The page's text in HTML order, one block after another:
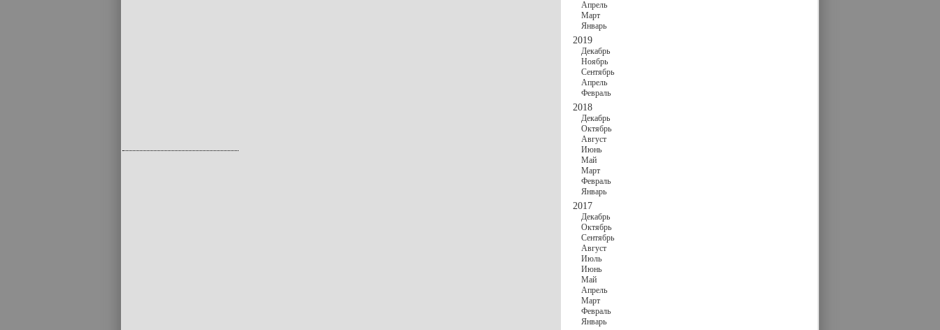
Апрель
Март
Январь
2019
Декабрь
Ноябрь
Сентябрь
Апрель
Февраль
2018
Декабрь
Октябрь
Август
Июнь
Май
Март
Февраль
Январь
2017
Декабрь
Октябрь
Сентябрь
Август
Июль
Июнь
Май
Апрель
Март
Февраль
Январь